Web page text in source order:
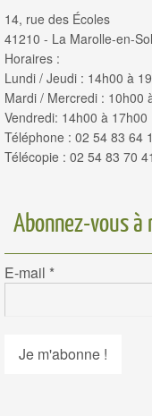
14, rue des Écoles
41210 - La Marolle-en-
Horaires :
Lundi / Jeudi : 14h00 à
Mardi / Mercredi : 10h00
Vendredi: 14h00 à 17h00
Téléphone : 02 54 83 64
Télécopie : 02 54 83 70 41
Abonnez-vous
E-mail *